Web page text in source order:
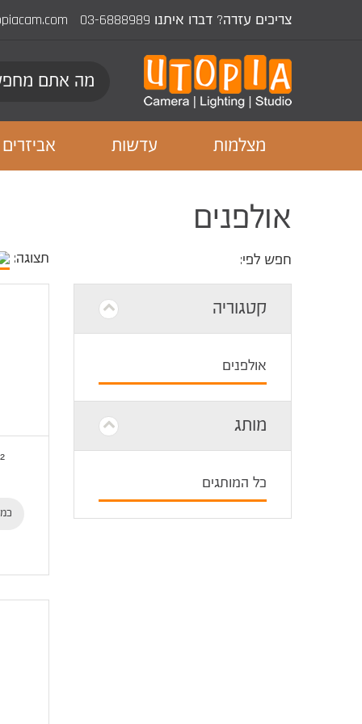
צריכים עזרה? דברו איתנו 03-6888989
מצלמות עדשות אביזרים
אולפנים
חפש לפי: תצוגה:
קטגוריה
אולפנים
מותג
כל המותגים